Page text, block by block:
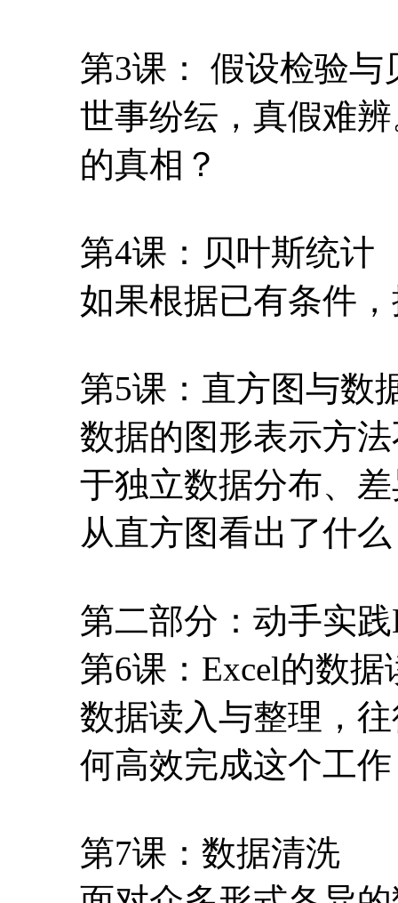
第3课： 假设检验与
世事纷纭，真假难
的真相？
第4课：贝叶斯统计
如果根据已有条件
第5课：直方图与数
数据的图形表示方
于独立数据分布、
从直方图看出了什
第二部分：动手实
第6课：Excel的数
数据读入与整理，
何高效完成这个工
第7课：数据清洗